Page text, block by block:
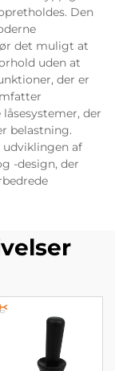
Den
det muligt at
uden at
der er
der
belastning.
af
-design, der